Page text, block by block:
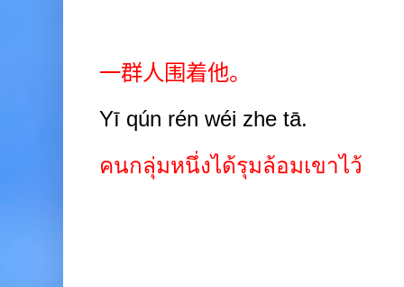
一群人围着他。
Yī qún rén wéi zhe tā.
คนกลุ่มหนึ่งได้รุมล้อมเขาไว้